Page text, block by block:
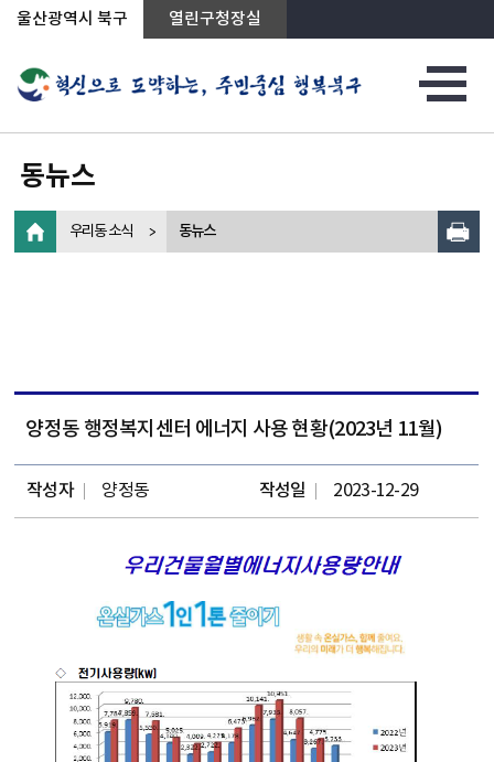
상단메뉴로 바로가기
전체메뉴로 바로가기
왼쪽메뉴로 바로가기
본문으로 바로가기
울산광역시 북구 열린구청장실
동뉴스
우리동 소식 동뉴스
양정동 행정복지센터 에너지 사용 현황(2023년 11월)
작성자 양정동 작성일 2023-12-29